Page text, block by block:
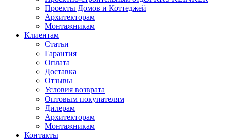
Проекты Домов и Коттеджей
Архитекторам
Монтажникам
Клиентам
Статьи
Гарантия
Оплата
Доставка
Отзывы
Условия возврата
Оптовым покупателям
Дилерам
Архитекторам
Монтажникам
Контакты